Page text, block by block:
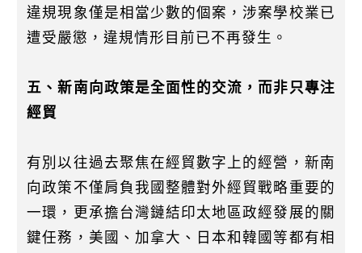
違規現象僅是相當少數的個案，涉案學校業已
遭受嚴懲，違規情形目前已不再發生。
五、新南向政策是全面性的交流，而非只專注
經貿
有別以往過去聚焦在經貿數字上的經營，新南
向政策不僅肩負我國整體對外經貿戰略重要的
一環，更承擔台灣鏈結印太地區政經發展的關
鍵任務，美國、加拿大、日本和韓國等都有相